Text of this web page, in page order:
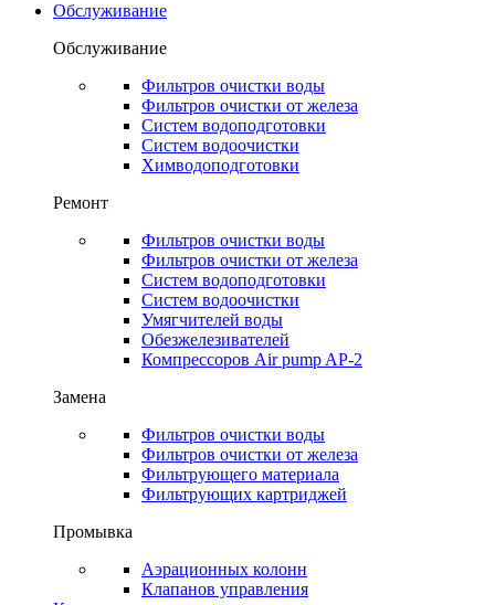
Обслуживание
Обслуживание
Фильтров очистки воды
Фильтров очистки от железа
Систем водоподготовки
Систем водоочистки
Химводоподготовки
Ремонт
Фильтров очистки воды
Фильтров очистки от железа
Систем водоподготовки
Систем водоочистки
Умягчителей воды
Обезжелезивателей
Компрессоров Air pump AP-2
Замена
Фильтров очистки воды
Фильтров очистки от железа
Фильтрующего материала
Фильтрующих картриджей
Промывка
Аэрационных колонн
Клапанов управления